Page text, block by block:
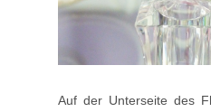
Auf der Unterseite des